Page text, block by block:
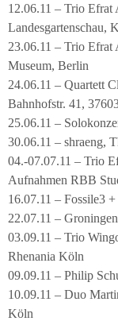
12.06.11 – Trio
Landesgartenschau,
23.06.11 – Trio
Museum, Berlin
24.06.11 – Quartett
Bahnhofstr. 41,
25.06.11 –
30.06.11 – shraeng,
04.-07.07.11 – Trio
Aufnahmen RBB
16.07.11 – Fossile3
22.07.11 –
03.09.11 – Trio
Rhenania Köln
09.09.11 – Philip
10.09.11 – Duo
Köln